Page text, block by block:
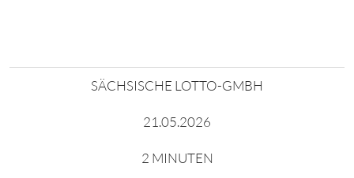
SÄCHSISCHE LOTTO-GMBH
21.05.2026
2 MINUTEN